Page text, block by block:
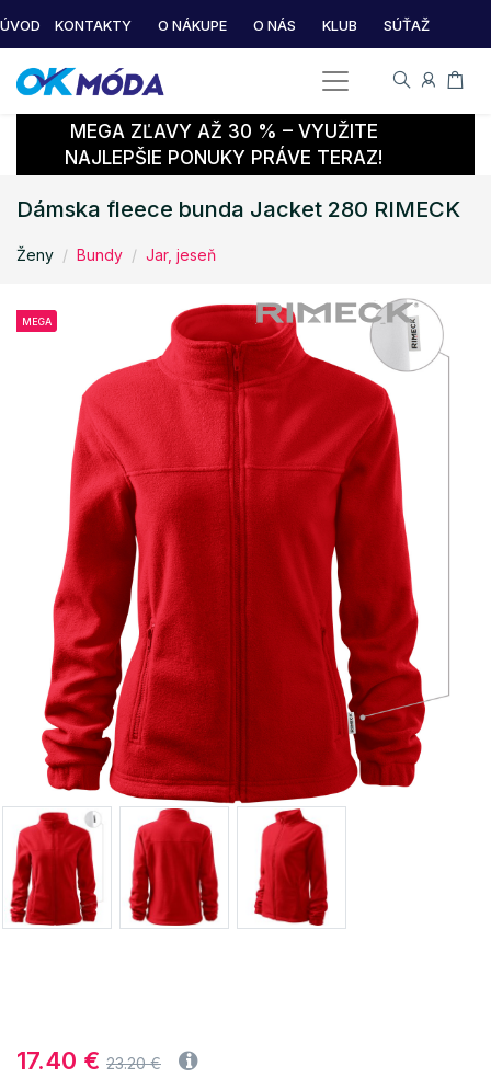
ÚVOD KONTAKTY O NÁKUPE O NÁS KLUB SÚŤAŽ
MEGA ZĽAVY AŽ 30 % – VYUŽITE
NAJLEPŠIE PONUKY PRÁVE TERAZ!
Dámska fleece bunda Jacket 280 RIMECK
Ženy Bundy Jar, jeseň
MEGA
17.40 € 23.20 €